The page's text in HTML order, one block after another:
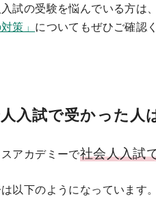
試の受験を悩んでいる方は、
策」 についてもぜひご確認
入試で受かった人
アカデミーで社会人入試
以下のようになっています。